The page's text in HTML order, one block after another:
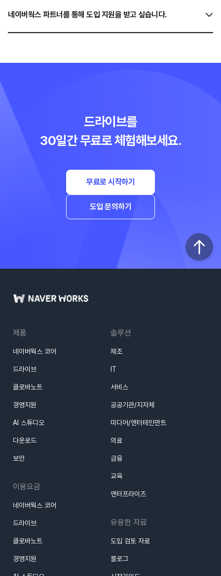
네이버웍스 파트너를 통해 도입 지원을 받고 싶습니다.
드라이브를
30일간 무료로 체험해보세요.
무료로 시작하기
도입 문의하기
제품
네이버웍스 코어
드라이브
클로바노트
경영지원
AI 스튜디오
다운로드
보안
이용요금
네이버웍스 코어
드라이브
클로바노트
경영지원
솔루션
제조
IT
서비스
공공기관/지자체
미디어/엔터테인먼트
의료
금융
교육
엔터프라이즈
유용한 자료
도입 검토 자료
블로그